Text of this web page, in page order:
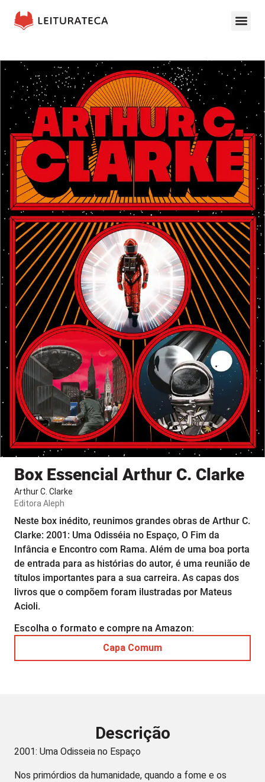
Box Essencial Arthur C. Clarke
Arthur C. Clarke
Editora Aleph
Neste box inédito, reunimos grandes obras de Arthur C.
Clarke: 2001: Uma Odisséia no Espaço, O Fim da
Infância e Encontro com Rama. Além de uma boa porta
de entrada para as histórias do autor, é uma reunião de
títulos importantes para a sua carreira. As capas dos
livros que o compõem foram ilustradas por Mateus
Acioli.
Escolha o formato e compre na Amazon:
Capa Comum
Descrição
2001: Uma Odisseia no Espaço
Nos primórdios da humanidade, quando a fome e os